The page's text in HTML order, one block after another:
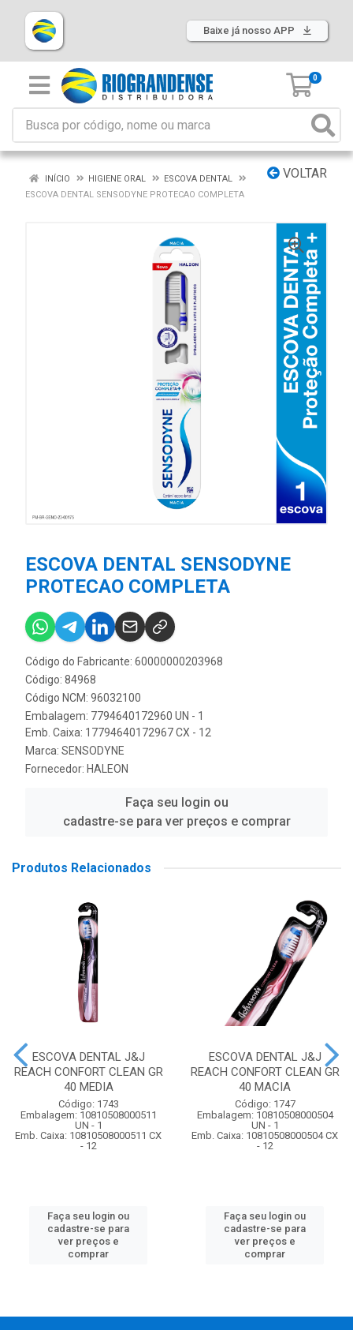
Baixe já nosso APP
0
VOLTAR
INÍCIO HIGIENE ORAL
ESCOVA DENTAL
ESCOVA DENTAL SENSODYNE PROTECAO COMPLETA
ESCOVA DENTAL SENSODYNE
PROTECAO COMPLETA
Código do Fabricante: 60000000203968
Código: 84968
Código NCM: 96032100
Embalagem: 7794640172960 UN - 1
Emb. Caixa: 17794640172967 CX - 12
Marca: SENSODYNE
Fornecedor: HALEON
Faça seu login ou
cadastre-se para ver preços e comprar
Produtos Relacionados
ESCOVA DENTAL J&J
REACH CONFORT CLEAN GR
40 MEDIA
Código: 1743
Embalagem: 10810508000511
UN - 1
Emb. Caixa: 10810508000511 CX
- 12
Faça seu login ou
cadastre-se para
ver preços e
comprar
ESCOVA DENTAL J&J
REACH CONFORT CLEAN GR
40 MACIA
Código: 1747
Embalagem: 10810508000504
UN - 1
Emb. Caixa: 10810508000504 CX
- 12
Faça seu login ou
cadastre-se para
ver preços e
comprar